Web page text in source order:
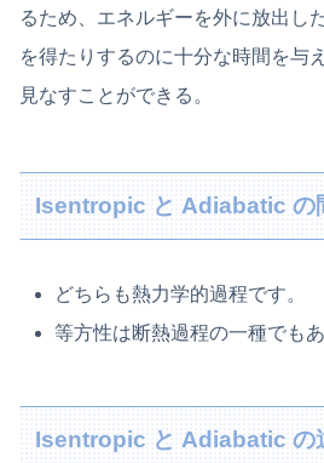
るため、エネルギーを外に放出し
を得たりするのに十分な時間を与
見なすことができる。
Isentropic と Adiabatic の
どちらも熱力学的過程です。
等方性は断熱過程の一種でもあ
Isentropic と Adiabatic の